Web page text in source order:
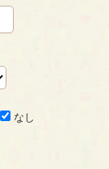
なし